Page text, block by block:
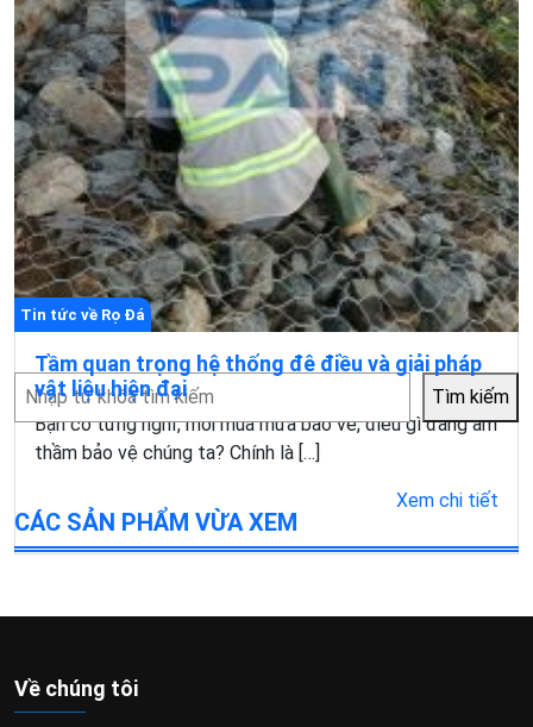
Tin tức về Rọ Đá
Tầm quan trọng hệ thống đê điều và giải pháp
vật liệu hiện đại
Bạn có từng nghĩ, mỗi mùa mưa bão về, điều gì đang âm
thầm bảo vệ chúng ta? Chính là […]
Xem chi tiết
Tìm
kiếm
Tìm kiếm
CÁC SẢN PHẨM VỪA XEM
Về chúng tôi